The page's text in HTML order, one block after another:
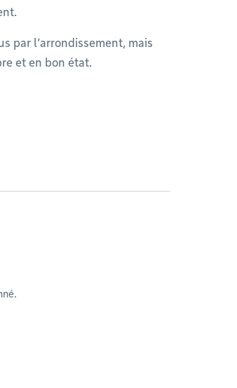
par l’arrondissement, mais
et en bon état.